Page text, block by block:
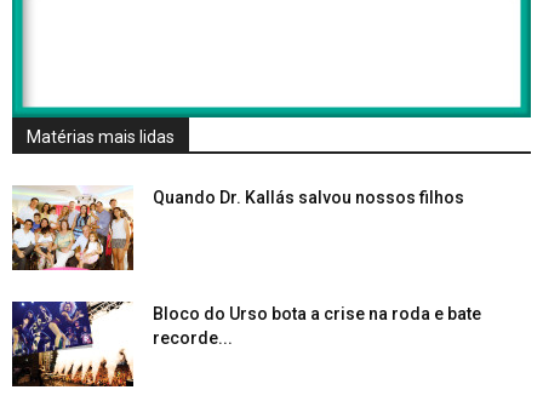
Matérias mais lidas
Quando Dr. Kallás salvou nossos filhos
Bloco do Urso bota a crise na roda e bate
recorde...